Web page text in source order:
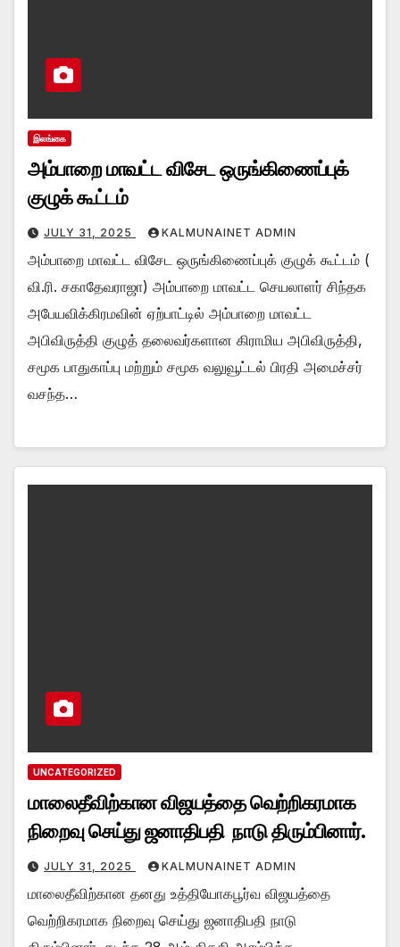
இலங்கை
அம்பாறை மாவட்ட விசேட ஒருங்கிணைப்புக்
குழுக் கூட்டம்
JULY 31, 2025 KALMUNAINET ADMIN
அம்பாறை மாவட்ட விசேட ஒருங்கிணைப்புக் குழுக் கூட்டம் (
வி.ரி. சகாதேவராஜா) அம்பாறை மாவட்ட செயலாளர் சிந்தக
அபேயவிக்கிரமவின் ஏற்பாட்டில் அம்பாறை மாவட்ட
அபிவிருத்தி குழுத் தலைவர்களான கிராமிய அபிவிருத்தி,
சமூக பாதுகாப்பு மற்றும் சமூக வலுவூட்டல் பிரதி அமைச்சர்
வசந்த…
UNCATEGORIZED
மாலைதீவிற்கான விஜயத்தை வெற்றிகரமாக
நிறைவு செய்து ஜனாதிபதி நாடு திரும்பினார்.
JULY 31, 2025 KALMUNAINET ADMIN
மாலைதீவிற்கான தனது உத்தியோகபூர்வ விஜயத்தை
வெற்றிகரமாக நிறைவு செய்து ஜனாதிபதி நாடு